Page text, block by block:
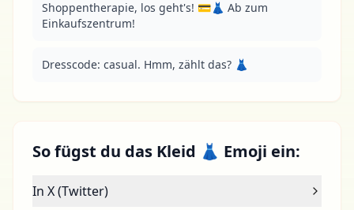
Shoppentherapie, los geht's! 💳👗 Ab zum
Einkaufszentrum!
Dresscode: casual. Hmm, zählt das? 👗
So fügst du das Kleid 👗 Emoji ein:
In X (Twitter)